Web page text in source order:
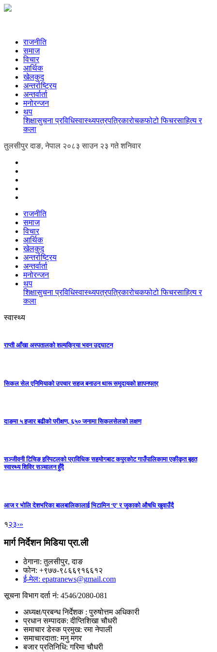
राजनीति
समाज
विचार
आर्थिक
खेलकुद
अन्तर्राष्ट्रिय
अन्तर्वार्ता
मनोरन्जन
थप
शिक्षासुचना प्रविधिस्वास्थ्यपत्रपत्रिकारोचकफोटो फिचरसाहित्य र
कला
तुलसीपुर दाङ, नेपाल २०८३ साउन २३ गते शनिवार
राजनीति
समाज
विचार
आर्थिक
खेलकुद
अन्तर्राष्ट्रिय
अन्तर्वार्ता
मनोरन्जन
थप
शिक्षासुचना प्रविधिस्वास्थ्यपत्रपत्रिकारोचकफोटो फिचरसाहित्य र
कला
स्वास्थ्य
राप्ती आँखा अस्पतालको शल्यक्रिया भवन उद्घाटन
सिकल सेल एनिमियाको उपचार सहज बनाउन थारू समुदायको ज्ञापनपत्र
दाङमा ५ हजार बढीको परीक्षण, ६५० जनामा सिकलसेलको लक्षण
सञ्जीवनी टिचिङ हस्पिटलको प्राविधिक सहयोगबाट कपुरकोट गाउँपालिकामा एकीकृत बृहत
स्वास्थ्य शिविर सञ्चालन हुँदै
आज र भोलि देशभरिका बालबालिकालाई भिटामिन ‘ए’ र जुकाको औषधि खुवाउँदै
१२३›»
मार्ग निर्देशन मिडिया प्रा.ली
ठेगाना: तुलसीपुर, दाङ
फोन: +९७७-९८६६९१६६१२
ई-मेल: epatranews@gmail.com
सूचना विभाग दर्ता नं: 4546/2080-081
अध्यक्ष/प्रबन्ध निर्देशक : पुरुषोत्तम अधिकारी
प्रधान सम्पादक: दीप्तिशिखा चौधरी
समाचार डेस्क प्रमुख: रमा नेपाली
समाचारदाता: मनु मगर
बजार प्रतिनिधि: गरिमा चौधरी